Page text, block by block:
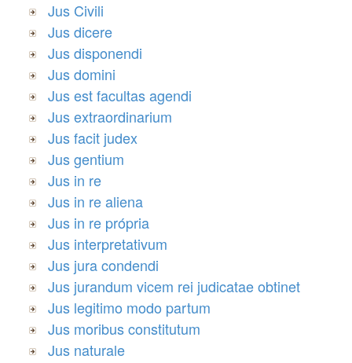
Jus Civili
Jus dicere
Jus disponendi
Jus domini
Jus est facultas agendi
Jus extraordinarium
Jus facit judex
Jus gentium
Jus in re
Jus in re aliena
Jus in re própria
Jus interpretativum
Jus jura condendi
Jus jurandum vicem rei judicatae obtinet
Jus legitimo modo partum
Jus moribus constitutum
Jus naturale